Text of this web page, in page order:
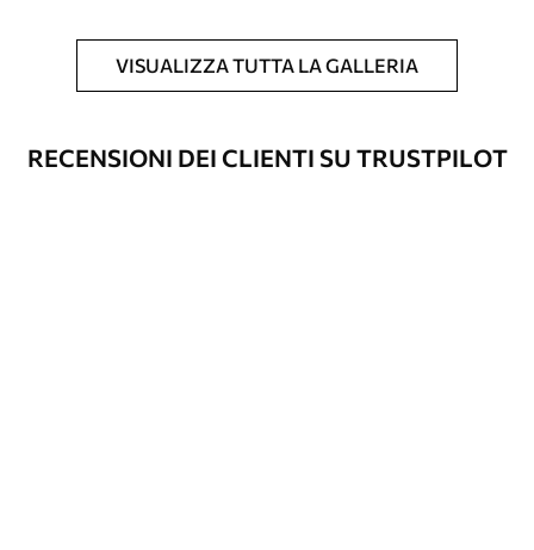
Produzione
L'immagine viene stampata nel formato
desiderato e tagliata in strisce identiche
Opzioni
È possibile aggiungere un rivestimento
VISUALIZZA TUTTA LA GALLERIA
RECENSIONI DEI CLIENTI SU TRUSTPILOT